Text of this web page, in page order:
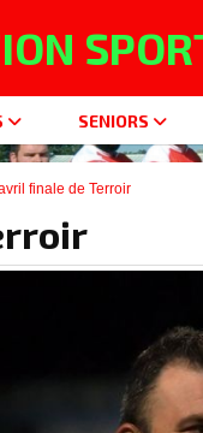
SENIORS
finale de Terroir